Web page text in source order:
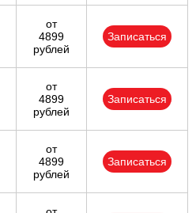
от
4899
рублей
Записаться
от
4899
рублей
Записаться
от
4899
рублей
Записаться